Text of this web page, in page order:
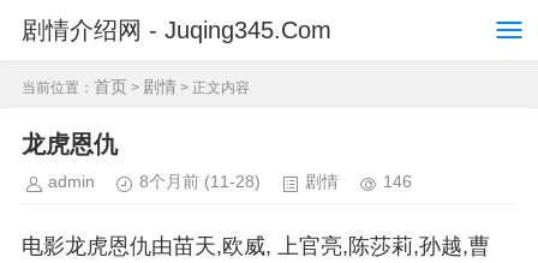
剧情介绍网 - Juqing345.Com
当前位置： 首页 > 剧情 > 正文内容
龙虎恩仇
admin 8个月前 (11-28) 剧情 146
电影龙虎恩仇由苗天,欧威, 上官亮,陈莎莉,孙越,曹